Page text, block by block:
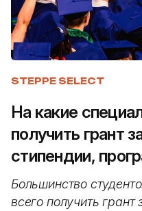
STEPPE SELECT
На какие
получить грант
стипендии,
Большинство
всего получить